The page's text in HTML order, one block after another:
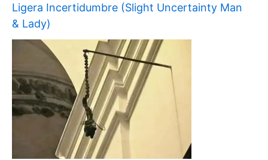
Ligera Incertidumbre (Slight Uncertainty Man
& Lady)